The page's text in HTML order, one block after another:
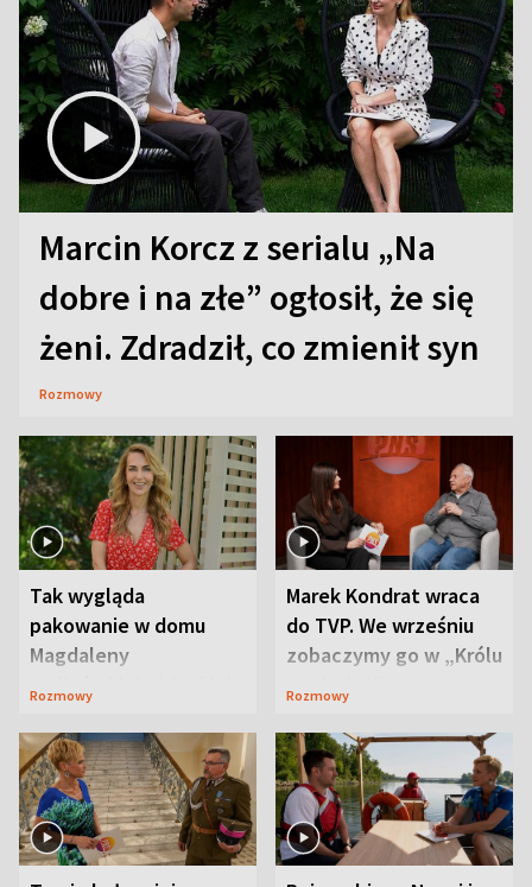
Marcin Korcz z serialu „Na
dobre i na złe” ogłosił, że się
żeni. Zdradził, co zmienił syn
Rozmowy
Tak wygląda
pakowanie w domu
Magdaleny
Waligórskiej-Lisieckiej.
Rozmowy
Marek Kondrat wraca
do TVP. We wrześniu
zobaczymy go w „Królu
Maciusiu I”
Rozmowy